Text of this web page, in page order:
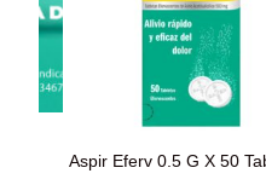
Aspir Eferv 0.5 G X 50